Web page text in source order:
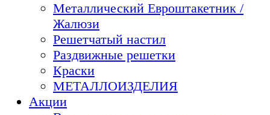
Металлический Евроштакетник /
Жалюзи
Решетчатый настил
Раздвижные решетки
Краски
МЕТАЛЛОИЗДЕЛИЯ
Акции